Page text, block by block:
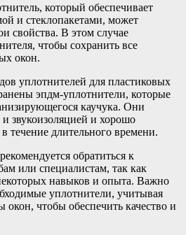
который обеспечивает
и стеклопакетами, может
свойства. В этом случае
чтобы сохранить все
окон.
уплотнителей для пластиковых
эпдм-уплотнители, которые
каучука. Они
звукоизоляцией и хорошо
течение длительного времени.
обратиться к
или специалистам, так как
навыков и опыта. Важно
уплотнители, учитывая
окон, чтобы обеспечить качество и